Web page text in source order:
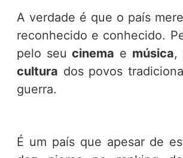
A verdade é que o país
reconhecido e conhecido.
pelo seucinema e música,
cultura dos povos
guerra.
É um país que apesar de